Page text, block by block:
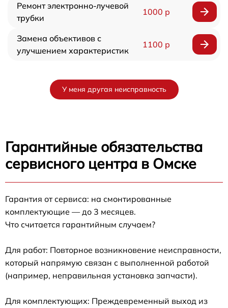
Ремонт электронно-лучевой
трубки
1000 р
Замена объективов с
улучшением характеристик
1100 р
У меня другая неисправность
Гарантийные обязательства
сервисного центра в Омске
Гарантия от сервиса: на смонтированные
комплектующие — до 3 месяцев.
Что считается гарантийным случаем?
Для работ: Повторное возникновение неисправности,
который напрямую связан с выполненной работой
(например, неправильная установка запчасти).
Для комплектующих: Преждевременный выход из